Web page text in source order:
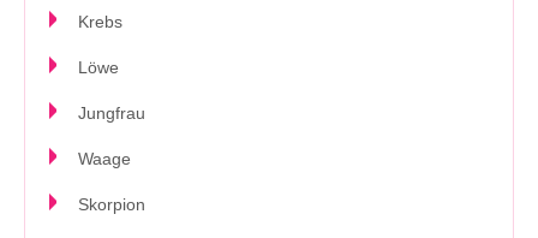
Krebs
Löwe
Jungfrau
Waage
Skorpion